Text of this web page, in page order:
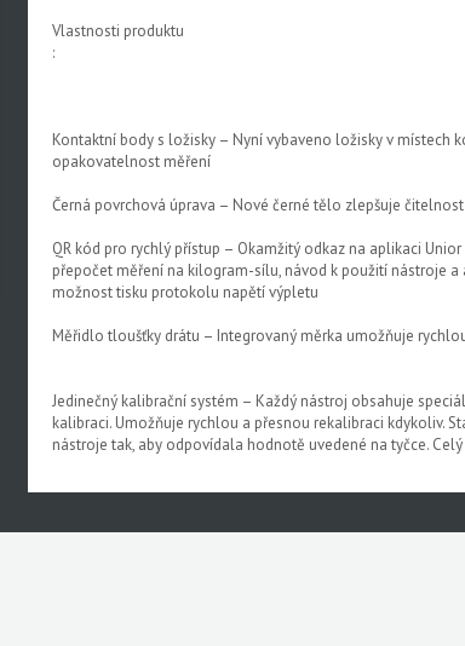
Vlastnosti produktu
:
Kontaktní body s ložisky – Nyní vybaveno ložisky v místech
opakovatelnost měření
Černá povrchová úprava – Nové černé tělo zlepšuje
QR kód pro rychlý přístup – Okamžitý odkaz na aplikaci
přepočet měření na kilogram-sílu, návod k použití nástroje
možnost tisku protokolu napětí výpletu
Měřidlo tloušťky drátu – Integrovaný měrka umožňuje
Jedinečný kalibrační systém – Každý nástroj obsahuje
kalibraci. Umožňuje rychlou a přesnou rekalibraci kdykoliv.
nástroje tak, aby odpovídala hodnotě uvedené na tyčce.